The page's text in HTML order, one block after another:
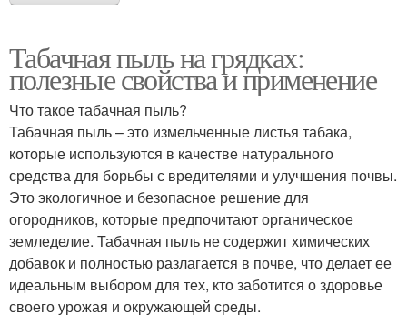
Табачная пыль на грядках:
полезные свойства и применение
Что такое табачная пыль?
Табачная пыль – это измельченные листья табака,
которые используются в качестве натурального
средства для борьбы с вредителями и улучшения почвы.
Это экологичное и безопасное решение для
огородников, которые предпочитают органическое
земледелие. Табачная пыль не содержит химических
добавок и полностью разлагается в почве, что делает ее
идеальным выбором для тех, кто заботится о здоровье
своего урожая и окружающей среды.